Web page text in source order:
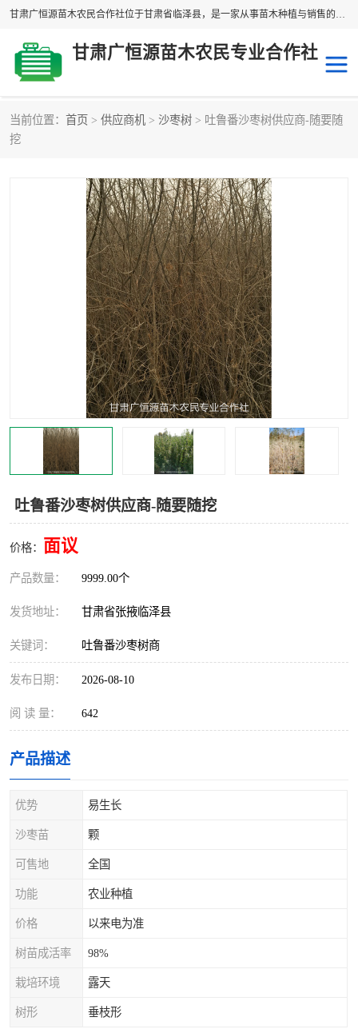
甘肃广恒源苗木农民合作社位于甘肃省临泽县，是一家从事苗木种植与销售的农民合作组织，合作社拥有苗木基地1500多亩，种植苗木品种40多个，年产各类苗木2000多万株。主营：白刺苗、红柳苗、梭梭苗等，我们以“种植一流的苗子，诚信经营”的经营理念，竭诚为每一位客户做优质的服务，欢迎来电咨询！
甘肃广恒源苗木农民专业合作社
当前位置： 首页 > 供应商机 > 沙枣树 > 吐鲁番沙枣树供应商-随要随
挖
吐鲁番沙枣树供应商-随要随挖
价格： 面议
产品数量： 9999.00个
发货地址： 甘肃省张掖临泽县
关键词： 吐鲁番沙枣树商
发布日期： 2026-08-10
阅 读 量： 642
产品描述
优势 易生长
沙枣苗 颗
可售地 全国
功能 农业种植
价格 以来电为准
树苗成活率 98%
栽培环境 露天
树形 垂枝形
柠条
白刺苗
红柳苗
柽柳苗
四翅滨藜